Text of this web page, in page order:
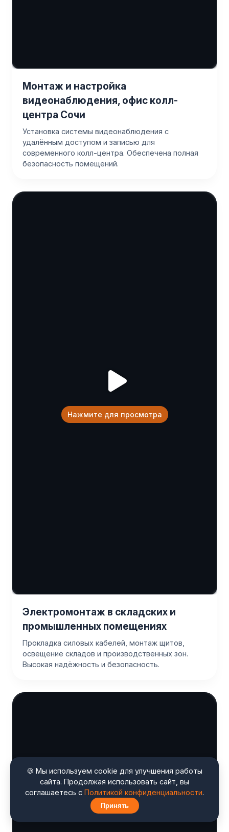
Монтаж и настройка
видеонаблюдения, офис колл-
центра Сочи
Установка системы видеонаблюдения с
удалённым доступом и записью для
современного колл-центра. Обеспечена полная
безопасность помещений.
Нажмите для просмотра
Электромонтаж в складских и
промышленных помещениях
Прокладка силовых кабелей, монтаж щитов,
освещение складов и производственных зон.
Высокая надёжность и безопасность.
🍪 Мы используем cookie для улучшения работы
сайта. Продолжая использовать сайт, вы
соглашаетесь с Политикой конфиденциальности.
Принять